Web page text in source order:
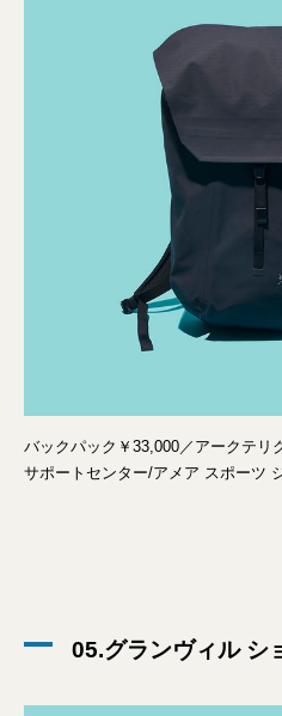
バックパック￥33,000／アークテリ
サポートセンター/アメア スポーツ
05.グランヴィル シ